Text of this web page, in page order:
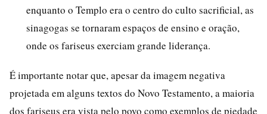
enquanto o Templo era o centro do culto sacrificial, as
sinagogas se tornaram espaços de ensino e oração,
onde os fariseus exerciam grande liderança.
É importante notar que, apesar da imagem negativa
projetada em alguns textos do Novo Testamento, a maioria
dos fariseus era vista pelo povo como exemplos de piedade